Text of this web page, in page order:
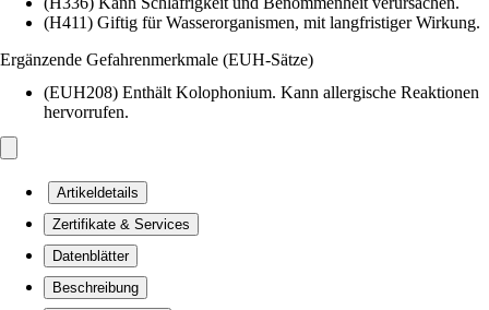
(H411) Giftig für Wasserorganismen, mit langfristiger Wirkung.
Ergänzende Gefahrenmerkmale (EUH-Sätze)
(EUH208) Enthält Kolophonium. Kann allergische Reaktionen
hervorrufen.
Artikeldetails
Zertifikate & Services
Datenblätter
Beschreibung